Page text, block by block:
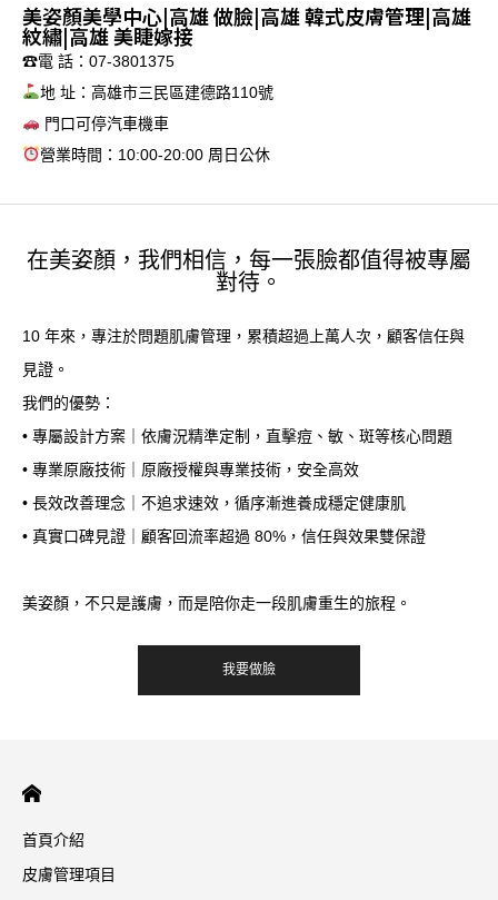
美姿顏美學中心|高雄 做臉|高雄 韓式皮膚管理|高雄
紋繡|高雄 美睫嫁接
☎電 話：07-3801375
地 址：高雄市三民區建德路110號
門口可停汽車機車
營業時間：10:00-20:00 周日公休
在美姿顏，我們相信，每一張臉都值得被專屬
對待。
10 年來，專注於問題肌膚管理，累積超過上萬人次，顧客信任與
見證。
我們的優勢：
• 專屬設計方案｜依膚況精準定制，直擊痘、敏、斑等核心問題
• 專業原廠技術｜原廠授權與專業技術，安全高效
• 長效改善理念｜不追求速效，循序漸進養成穩定健康肌
• 真實口碑見證｜顧客回流率超過 80%，信任與效果雙保證
美姿顏，不只是護膚，而是陪你走一段肌膚重生的旅程。
我要做臉
首頁介紹
皮膚管理項目